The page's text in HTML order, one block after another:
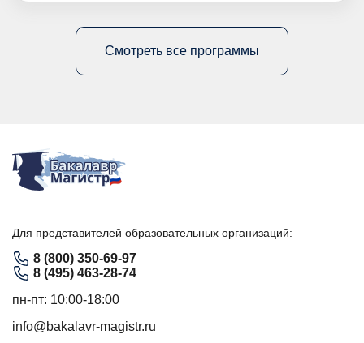
Смотреть все программы
Для представителей образовательных организаций:
8 (800) 350-69-97
8 (495) 463-28-74
пн-пт: 10:00-18:00
info@bakalavr-magistr.ru